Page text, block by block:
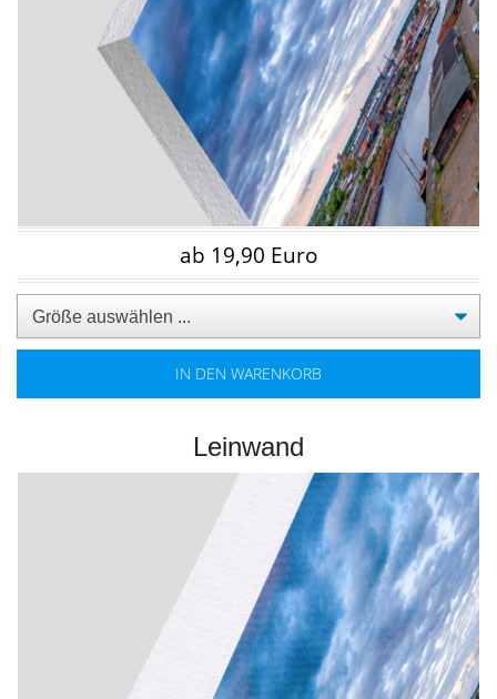
ab 19,90 Euro
IN DEN WARENKORB
Leinwand